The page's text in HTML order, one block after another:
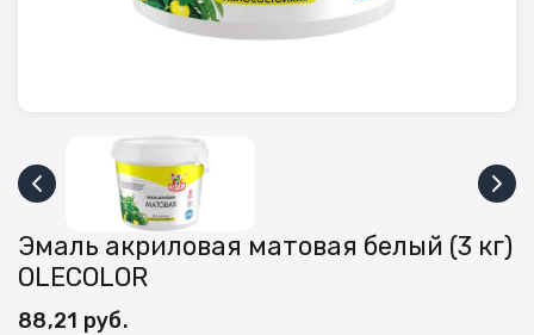
Эмаль акриловая матовая белый (3 кг)
OLECOLOR
88,21 руб.